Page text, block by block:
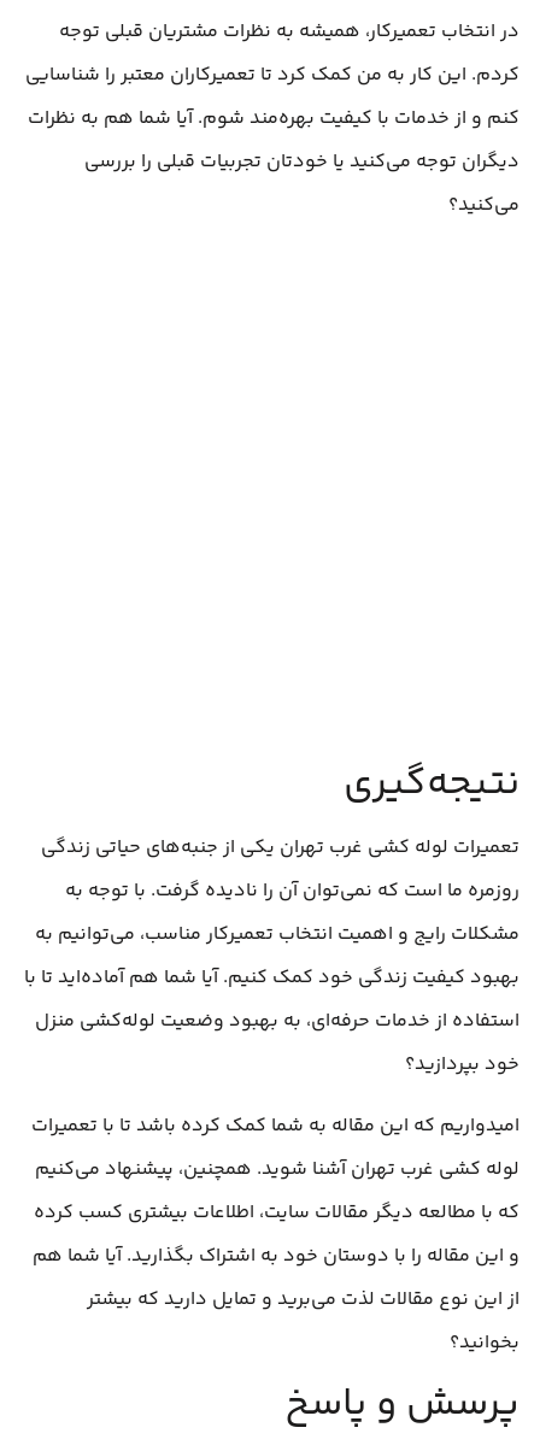
در انتخاب تعمیرکار، همیشه به نظرات مشتریان قبلی توجه
کردم. این کار به من کمک کرد تا تعمیرکاران معتبر را شناسایی
کنم و از خدمات با کیفیت بهره‌مند شوم. آیا شما هم به نظرات
دیگران توجه می‌کنید یا خودتان تجربیات قبلی را بررسی
می‌کنید؟
نتیجه‌گیری
تعمیرات لوله‌ کشی غرب تهران یکی از جنبه‌های حیاتی زندگی
روزمره ما است که نمی‌توان آن را نادیده گرفت. با توجه به
مشکلات رایج و اهمیت انتخاب تعمیرکار مناسب، می‌توانیم به
بهبود کیفیت زندگی خود کمک کنیم. آیا شما هم آماده‌اید تا با
استفاده از خدمات حرفه‌ای، به بهبود وضعیت لوله‌کشی منزل
خود بپردازید؟
امیدواریم که این مقاله به شما کمک کرده باشد تا با تعمیرات
لوله‌ کشی غرب تهران آشنا شوید. همچنین، پیشنهاد می‌کنیم
که با مطالعه دیگر مقالات سایت، اطلاعات بیشتری کسب کرده
و این مقاله را با دوستان خود به اشتراک بگذارید. آیا شما هم
از این نوع مقالات لذت می‌برید و تمایل دارید که بیشتر
بخوانید؟
پرسش و پاسخ